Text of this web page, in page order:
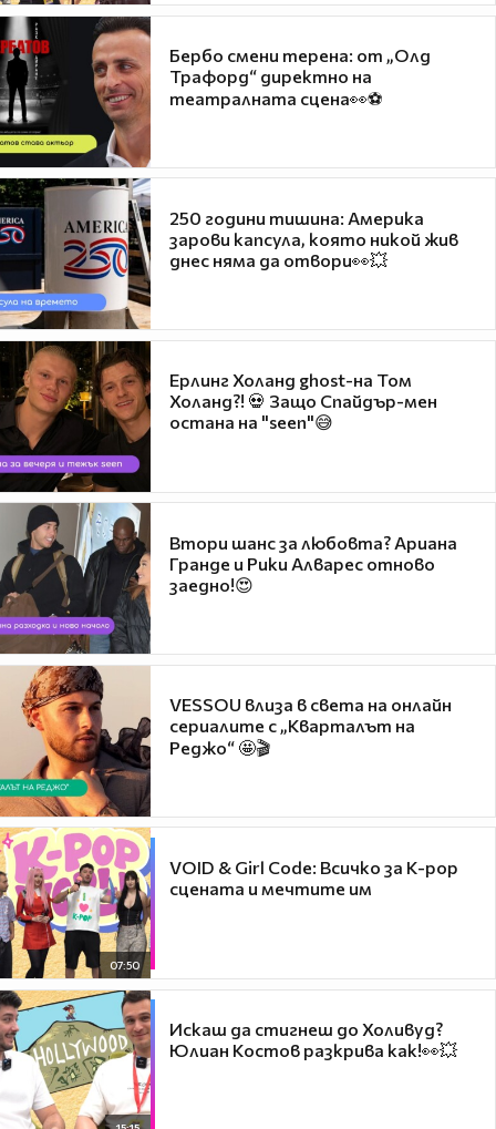
Бербо смени терена: от „Олд
Трафорд“ директно на
театралната сцена👀⚽
250 години тишина: Америка
зарови капсула, която никой жив
днес няма да отвори👀💥
Ерлинг Холанд ghost-на Том
Холанд?! 💀 Защо Спайдър-мен
остана на "seen"😅
Втори шанс за любовта? Ариана
Гранде и Рики Алварес отново
заедно!😍
VESSOU влиза в света на онлайн
сериалите с „Кварталът на
Реджо“ 🤩🎬
07:50
VOID & Girl Code: Всичко за K-pop
сцената и мечтите им
Искаш да стигнеш до Холивуд?
Юлиан Костов разкрива как!👀💥